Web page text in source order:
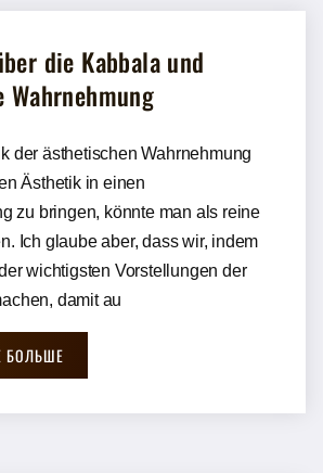
die Kabbala und
der ästhetischen Wahrnehmung
Ästhetik in einen
zu bringen, könnte man als reine
Ich glaube aber, dass wir, indem
wichtigsten Vorstellungen der
damit au
БОЛЬШЕ